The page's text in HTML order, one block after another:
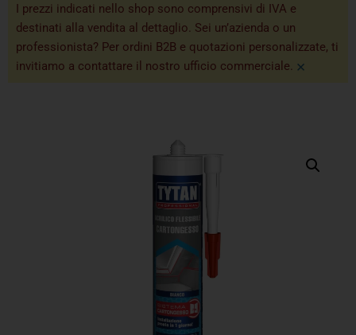
I prezzi indicati nello shop sono comprensivi di IVA e
destinati alla vendita al dettaglio. Sei un’azienda o un
professionista? Per ordini B2B e quotazioni personalizzate, ti
invitiamo a contattare il nostro ufficio commerciale. ×